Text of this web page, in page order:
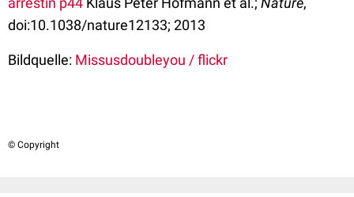
doi:10.1038/nature12133; 2013
Bildquelle: Missusdoubleyou / flickr
© Copyright